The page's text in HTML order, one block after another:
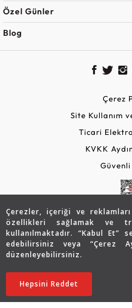
Çerezler, içeriği ve
özellikleri sağlamak ve
kullanılmaktadır. “Kabul
edebilirsiniz veya “Çerez
düzenleyebilirsiniz.
Hepsini Reddet
73.340 TL
58.659TL
Özel Günler
Blog
Çerez
Site Kullanım
Ticari
KVKK
Güvenli
Copyright © 2026 Assos